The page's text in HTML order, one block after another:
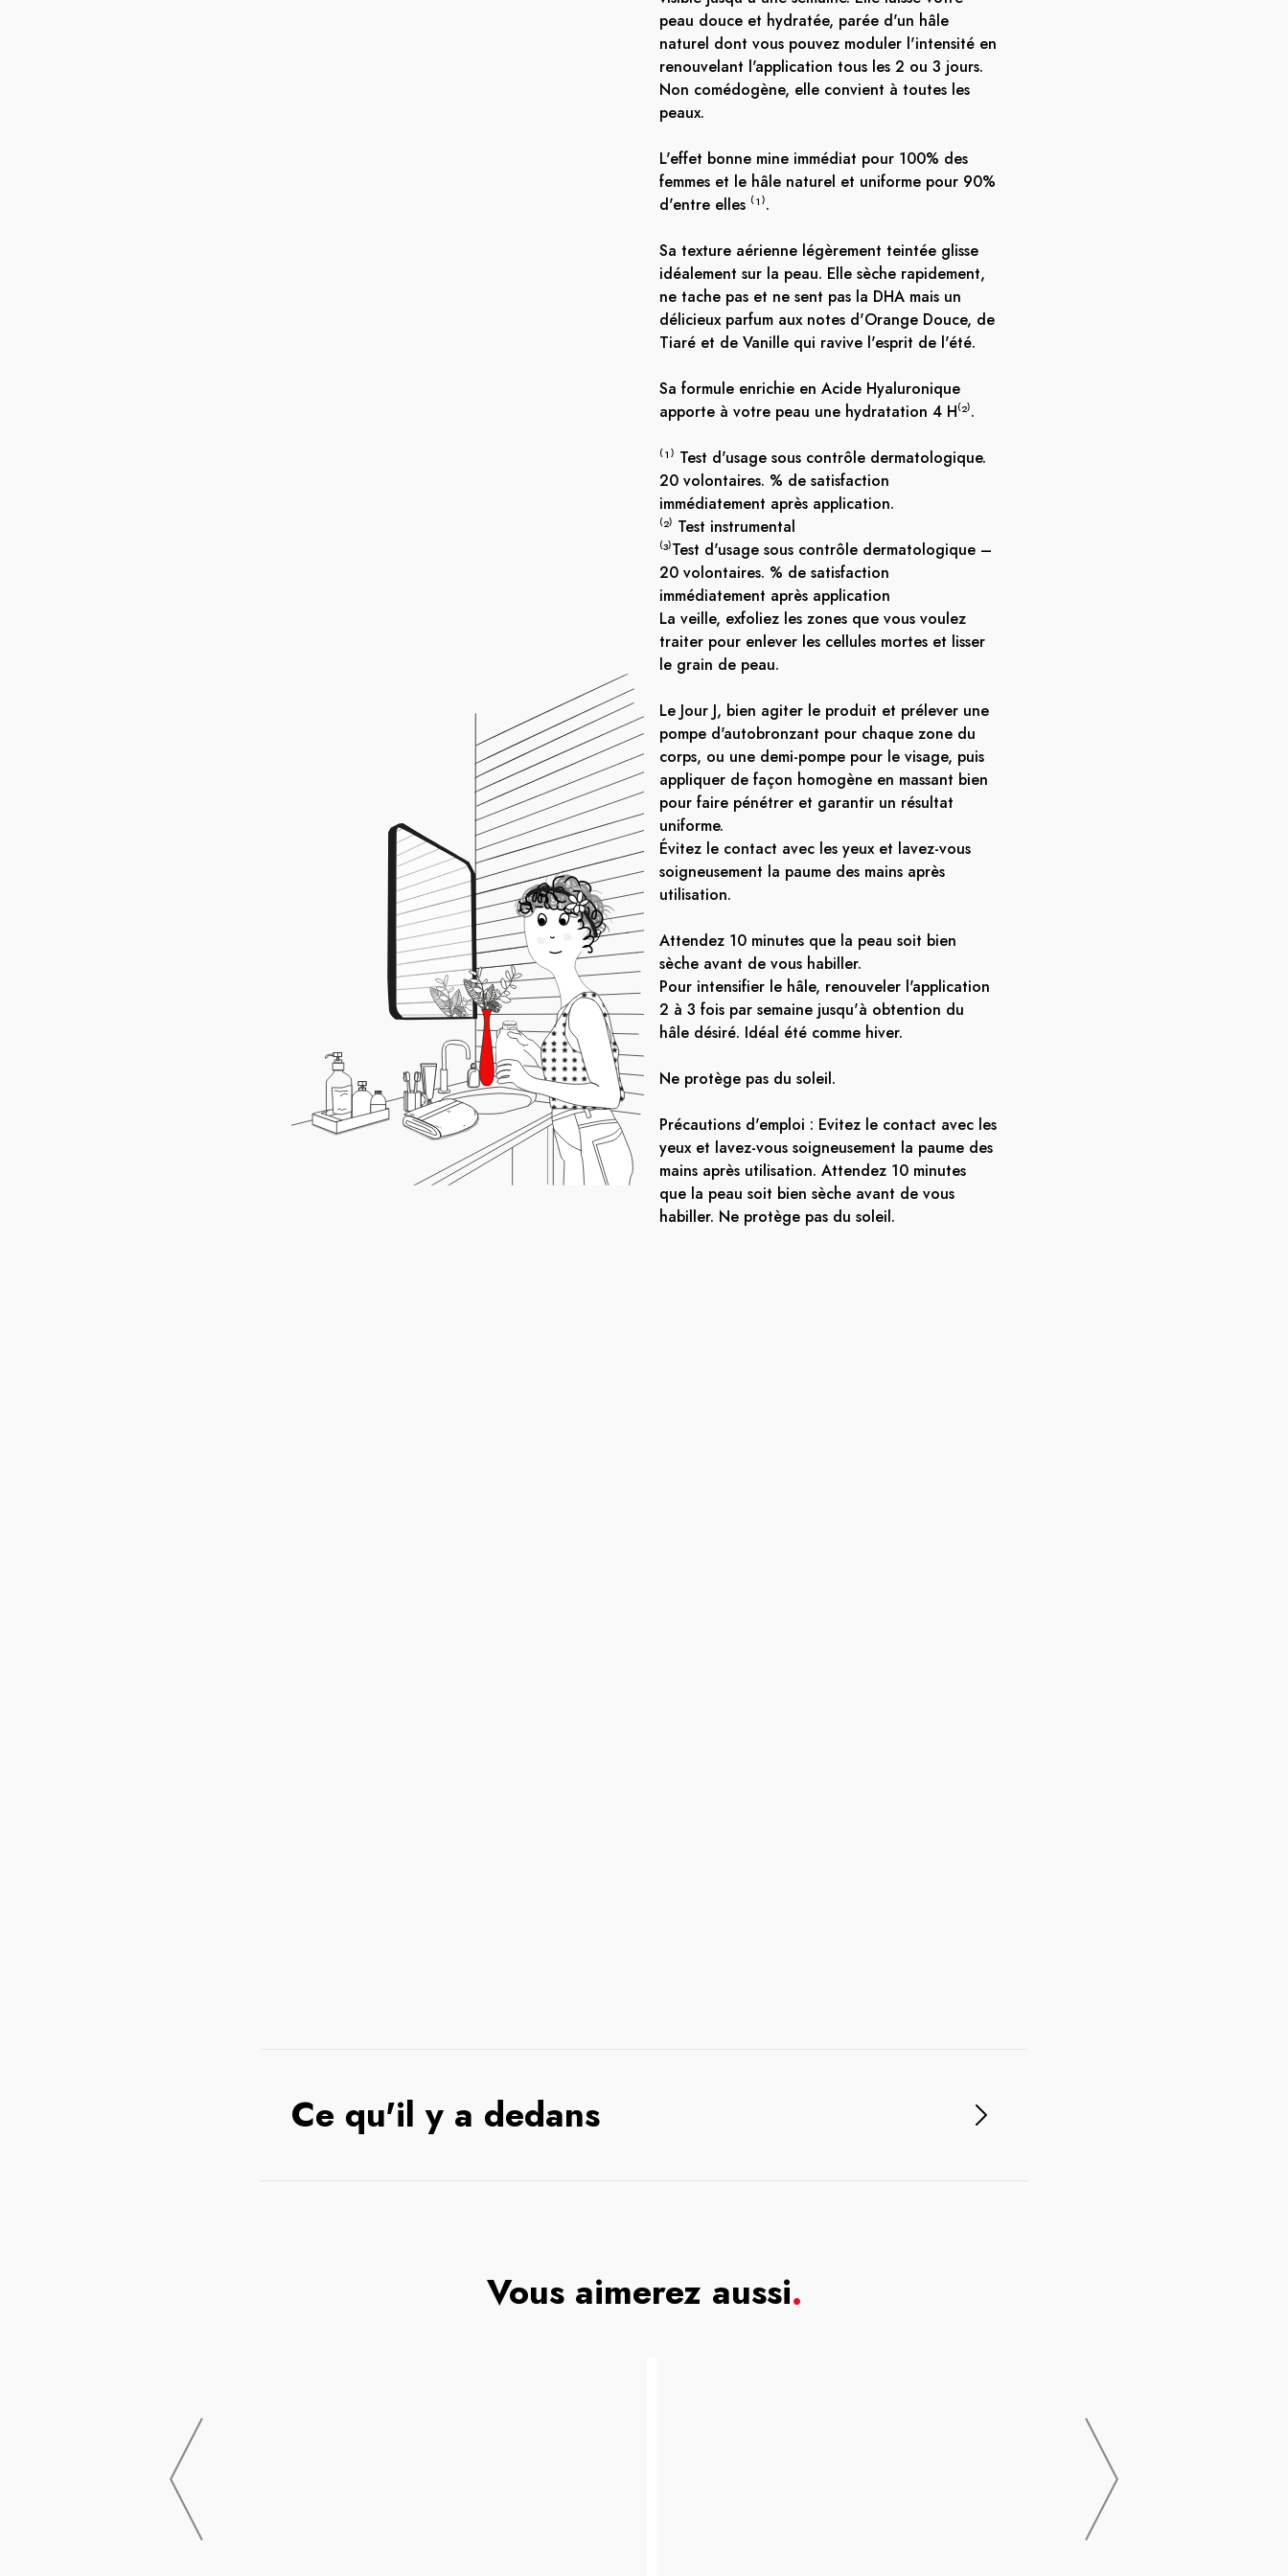
peau douce et hydratée, parée d'un hâle
naturel dont vous pouvez moduler l'intensité en
renouvelant l'application tous les 2 ou 3 jours.
Non comédogène, elle convient à toutes les
peaux.
L'effet bonne mine immédiat pour 100% des
femmes et le hâle naturel et uniforme pour 90%
d'entre elles ⁽¹⁾.
Sa texture aérienne légèrement teintée glisse
idéalement sur la peau. Elle sèche rapidement,
ne tache pas et ne sent pas la DHA mais un
délicieux parfum aux notes d'Orange Douce, de
Tiaré et de Vanille qui ravive l'esprit de l'été.
Sa formule enrichie en Acide Hyaluronique
apporte à votre peau une hydratation 4 H⁽²⁾.
⁽¹⁾ Test d'usage sous contrôle dermatologique.
20 volontaires. % de satisfaction
immédiatement après application.
⁽²⁾ Test instrumental
⁽³⁾Test d'usage sous contrôle dermatologique –
20 volontaires. % de satisfaction
immédiatement après application
La veille, exfoliez les zones que vous voulez
traiter pour enlever les cellules mortes et lisser
le grain de peau.
Le Jour J, bien agiter le produit et prélever une
pompe d'autobronzant pour chaque zone du
corps, ou une demi-pompe pour le visage, puis
appliquer de façon homogène en massant bien
pour faire pénétrer et garantir un résultat
uniforme.
Évitez le contact avec les yeux et lavez-vous
soigneusement la paume des mains après
utilisation.
Attendez 10 minutes que la peau soit bien
sèche avant de vous habiller.
Pour intensifier le hâle, renouveler l'application
2 à 3 fois par semaine jusqu'à obtention du
hâle désiré. Idéal été comme hiver.
Ne protège pas du soleil.
Précautions d'emploi : Evitez le contact avec les
yeux et lavez-vous soigneusement la paume des
mains après utilisation. Attendez 10 minutes
que la peau soit bien sèche avant de vous
habiller. Ne protège pas du soleil.
Ce qu'il y a dedans
Vous aimerez aussi.